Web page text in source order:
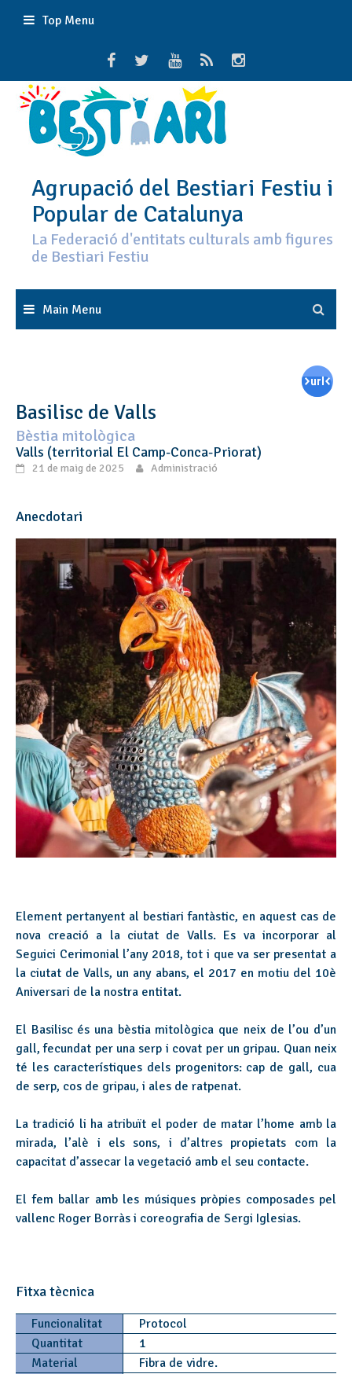
Top Menu
Agrupació del Bestiari Festiu i
Popular de Catalunya
La Federació d'entitats culturals amb figures
de Bestiari Festiu
Main Menu
Basilisc de Valls
Bèstia mitològica
Valls (territorial El Camp-Conca-Priorat)
21 de maig de 2025 Administració
Anecdotari
Element pertanyent al bestiari fantàstic, en aquest cas de
nova creació a la ciutat de Valls. Es va incorporar al
Seguici Cerimonial l’any 2018, tot i que va ser presentat a
la ciutat de Valls, un any abans, el 2017 en motiu del 10è
Aniversari de la nostra entitat.
El Basilisc és una bèstia mitològica que neix de l’ou d’un
gall, fecundat per una serp i covat per un gripau. Quan neix
té les característiques dels progenitors: cap de gall, cua
de serp, cos de gripau, i ales de ratpenat.
La tradició li ha atribuït el poder de matar l’home amb la
mirada, l’alè i els sons, i d’altres propietats com la
capacitat d’assecar la vegetació amb el seu contacte.
El fem ballar amb les músiques pròpies composades pel
vallenc Roger Borràs i coreografia de Sergi Iglesias.
Fitxa tècnica
Funcionalitat
Protocol
Quantitat
1
Material
Fibra de vidre.